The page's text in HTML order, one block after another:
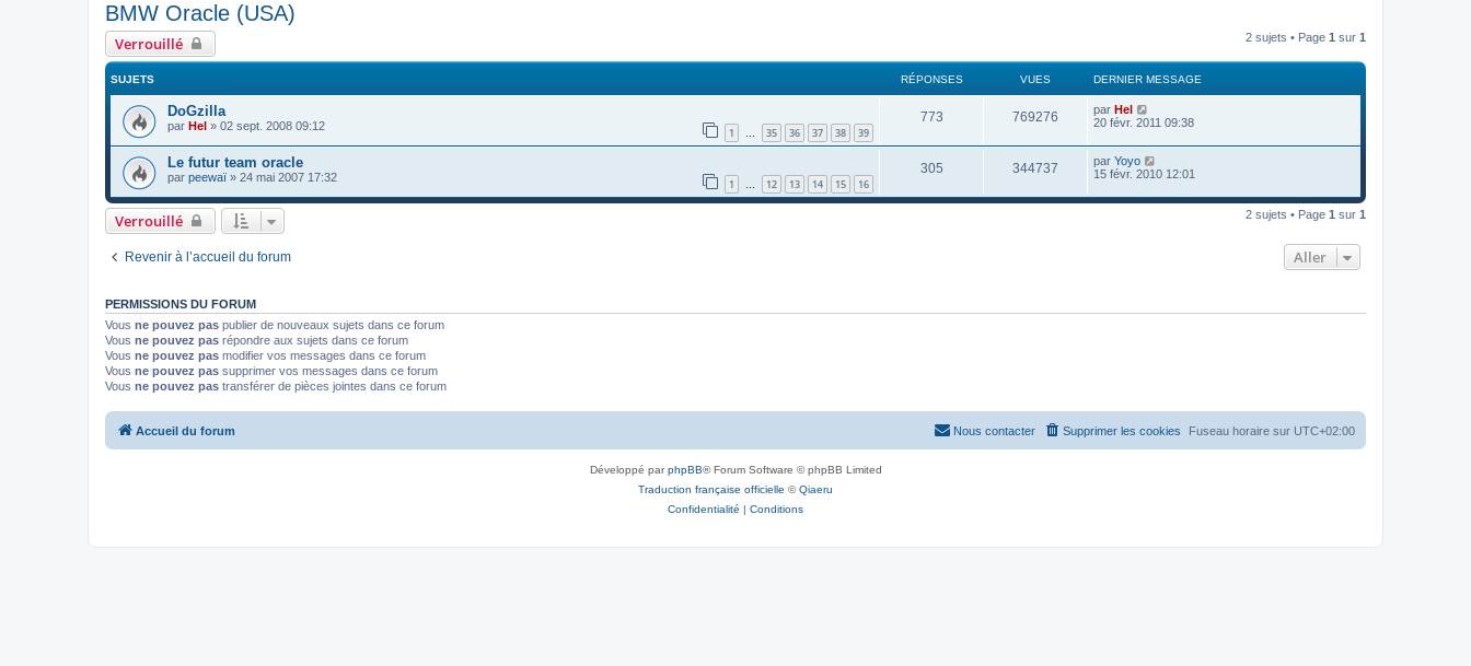
BMW Oracle (USA)
Verrouillé 2 sujets • Page 1 sur 1
SUJETS RÉPONSES VUES DERNIER MESSAGE
DoGzilla
par Hel » 02 sept. 2008 09:12 1 … 35 36 37 38 39
773 769276 par Hel
20 févr. 2011 09:38
Le futur team oracle
par peewaï » 24 mai 2007 17:32 1 … 12 13 14 15 16
305 344737 par Yoyo
15 févr. 2010 12:01
Verrouillé 2 sujets • Page 1 sur 1
Revenir à l’accueil du forum Aller
PERMISSIONS DU FORUM
Vous ne pouvez pas publier de nouveaux sujets dans ce forum
Vous ne pouvez pas répondre aux sujets dans ce forum
Vous ne pouvez pas modifier vos messages dans ce forum
Vous ne pouvez pas supprimer vos messages dans ce forum
Vous ne pouvez pas transférer de pièces jointes dans ce forum
Accueil du forum Fuseau horaire sur UTC+02:00
Supprimer les cookies
Nous contacter
Développé parphpBB® Forum Software © phpBB Limited
Traduction française officielle ©Qiaeru
Confidentialité | Conditions